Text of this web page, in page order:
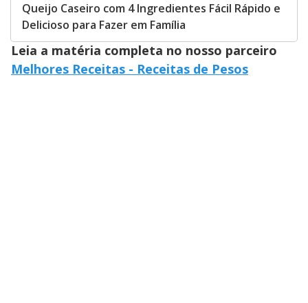
Queijo Caseiro com 4 Ingredientes Fácil Rápido e
Delicioso para Fazer em Família
Leia a matéria completa no nosso parceiro
Melhores Receitas - Receitas de Pesos